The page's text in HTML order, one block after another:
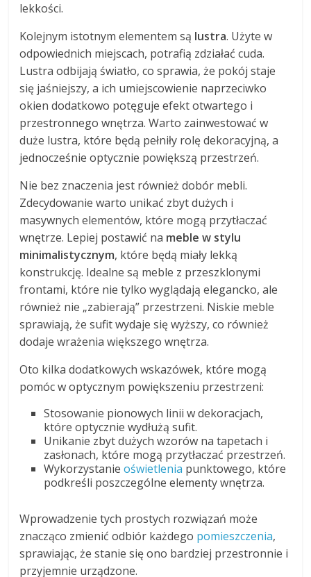
lekkości.
Kolejnym istotnym elementem są lustra. Użyte w
odpowiednich miejscach, potrafią zdziałać cuda.
Lustra odbijają światło, co sprawia, że pokój staje
się jaśniejszy, a ich umiejscowienie naprzeciwko
okien dodatkowo potęguje efekt otwartego i
przestronnego wnętrza. Warto zainwestować w
duże lustra, które będą pełniły rolę dekoracyjną, a
jednocześnie optycznie powiększą przestrzeń.
Nie bez znaczenia jest również dobór mebli.
Zdecydowanie warto unikać zbyt dużych i
masywnych elementów, które mogą przytłaczać
wnętrze. Lepiej postawić na meble w stylu
minimalistycznym, które będą miały lekką
konstrukcję. Idealne są meble z przeszklonymi
frontami, które nie tylko wyglądają elegancko, ale
również nie „zabierają” przestrzeni. Niskie meble
sprawiają, że sufit wydaje się wyższy, co również
dodaje wrażenia większego wnętrza.
Oto kilka dodatkowych wskazówek, które mogą
pomóc w optycznym powiększeniu przestrzeni:
Stosowanie pionowych linii w dekoracjach,
które optycznie wydłużą sufit.
Unikanie zbyt dużych wzorów na tapetach i
zasłonach, które mogą przytłaczać przestrzeń.
Wykorzystanieoświetlenia punktowego, które
podkreśli poszczególne elementy wnętrza.
Wprowadzenie tych prostych rozwiązań może
znacząco zmienić odbiór każdego pomieszczenia,
sprawiając, że stanie się ono bardziej przestronnie i
przyjemnie urządzone.